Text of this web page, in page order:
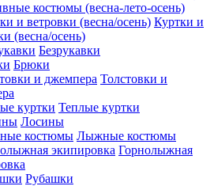
костюмы (весна-лето-осень)
Куртки и
(весна/осень)
Безрукавки
Брюки
Толстовки и
Теплые куртки
Лосины
Лыжные костюмы
Горнолыжная
Рубашки